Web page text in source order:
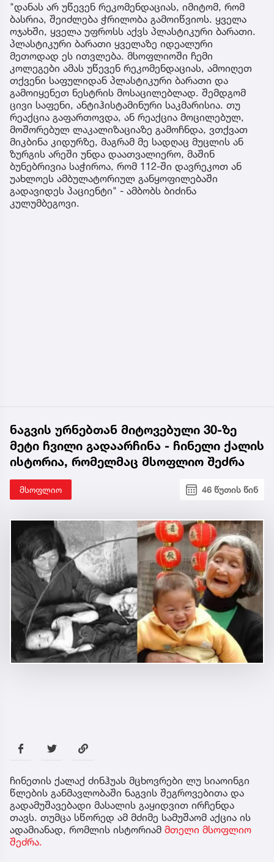
"დანას არ უწევენ რეკომენდაციას, იმიტომ, რომ
ბასრია, შეიძლება ჭრილობა გამოიწვიოს. ყველა
ოჯახში, ყველა უფროსს აქვს პლასტიკური ბარათი.
პლასტიკური ბარათი ყველაზე იდეალური
მეთოდად ეს ითვლება. მსოფლიოში ჩემი
კოლეგები ამას უწევენ რეკომენდაციას, ამოიღეთ
თქვენი საფულიდან პლასტიკური ბარათი და
გამოიყენეთ ნესტრის მოსაცილებლად. შემდგომ
ცივი საფენი, ანტიჰისტამინური საკმარისია. თუ
რეაქცია გაფართოვდა, ან რეაქცია მოცილებულ,
მოშორებულ ლაკალიზაციაზე გამოჩნდა, ვთქვათ
მიკბინა კიდურზე, მაგრამ მე სადღაც მუცლის ან
ზურგის არეში უნდა დაათვალიერო, მაშინ
ბუნებრივია საჭიროა, რომ 112-ში დავრეკოთ ან
უახლოეს ამბულატორიულ განყოფილებაში
გადავიდეს პაციენტი" - ამბობს ბიძინა
კულუმბეგოვი.
ნაგვის ურნებთან მიტოვებული 30-ზე
მეტი ჩვილი გადაარჩინა - ჩინელი ქალის
ისტორია, რომელმაც მსოფლიო შეძრა
მსოფლიო 46 წუთის წინ
ჩინეთის ქალაქ ძინჰუას მცხოვრები ლუ სიაოინგი
წლების განმავლობაში ნაგვის შეგროვებითა და
გადამუშავებადი მასალის გაყიდვით ირჩენდა
თავს. თუმცა სწორედ ამ მძიმე სამუშაომ აქცია ის
ადამიანად, რომლის ისტორიამ მთელი მსოფლიო
შეძრა.